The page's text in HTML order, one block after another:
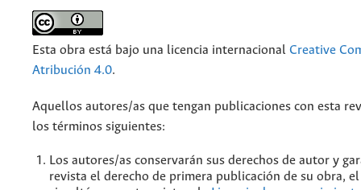
Esta obra está bajo una licencia internacional Creative
Atribución 4.0.
Aquellos autores/as que tengan publicaciones con esta
los términos siguientes:
Los autores/as conservarán sus derechos de autor y
revista el derecho de primera publicación de su obra,